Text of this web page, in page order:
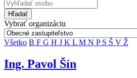
Hľadať
Vybrať organizáciu
Všetko B F G H J K L M N P S Š V Ž
Ing. Pavol Šín